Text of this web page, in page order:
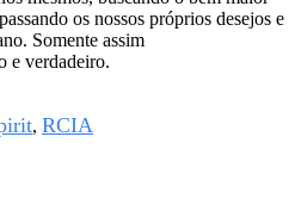
os nossos próprios desejos e
Somente assim
e verdadeiro.
, RCIA